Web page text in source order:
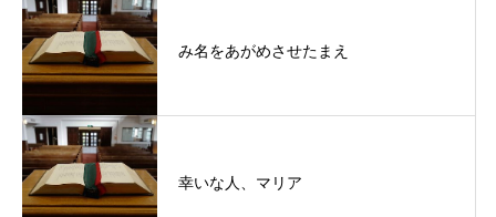
み名をあがめさせたまえ
幸いな人、マリア